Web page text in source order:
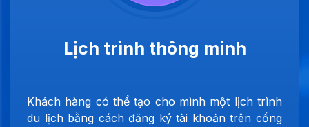
Lịch trình thông minh
Khách hàng có thể tạo cho mình một lịch trình
du lịch bằng cách đăng ký tài khoản trên cổng